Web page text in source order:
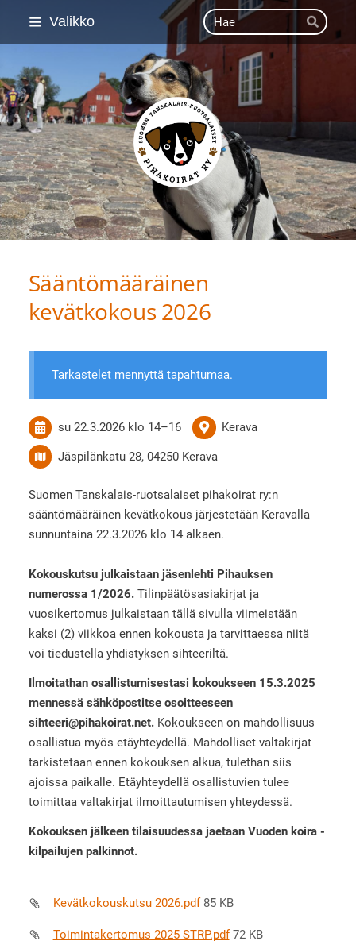
Siirry
Valikko Haku
Hae
Suomen Tanskalais-
Sääntömääräinen
kevätkokous 2026
Tarkastelet mennyttä tapahtumaa.
su 22.3.2026 klo 14–16 Kerava
Jäspilänkatu 28, 04250 Kerava
Suomen Tanskalais-ruotsalaiset pihakoirat ry:n
sääntömääräinen kevätkokous järjestetään Keravalla
sunnuntaina 22.3.2026 klo 14 alkaen.
Kokouskutsu julkaistaan jäsenlehti Pihauksen
numerossa 1/2026.Tilinpäätösasiakirjat ja
vuosikertomus julkaistaan tällä sivulla viimeistään
kaksi (2) viikkoa ennen kokousta ja tarvittaessa niitä
voi tiedustella yhdistyksen sihteeriltä.
Ilmoitathan osallistumisestasi kokoukseen 15.3.2025
mennessä sähköpostitse osoitteeseen
sihteeri@pihakoirat.net.Kokoukseen on mahdollisuus
osallistua myös etäyhteydellä. Mahdolliset valtakirjat
tarkistetaan ennen kokouksen alkua, tulethan siis
ajoissa paikalle. Etäyhteydellä osallistuvien tulee
toimittaa valtakirjat ilmoittautumisen yhteydessä.
Kokouksen jälkeen tilaisuudessa jaetaan Vuoden koira -
kilpailujen palkinnot.
Kevätkokouskutsu 2026.pdf 85 KB
Toimintakertomus 2025 STRP.pdf 72 KB